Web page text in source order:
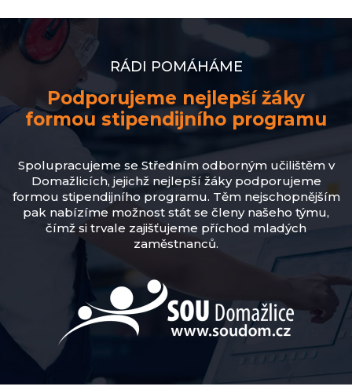
RÁDI POMÁHÁME
Podporujeme nejlepší žáky
formou stipendijního programu
Spolupracujeme se Středním odborným učilištěm v
Domažlicích, jejichž nejlepší žáky podporujeme
formou stipendijního programu. Těm nejschopnějším
pak nabízíme možnost stát se členy našeho týmu,
čímž si trvale zajišťujeme příchod mladých
zaměstnanců.